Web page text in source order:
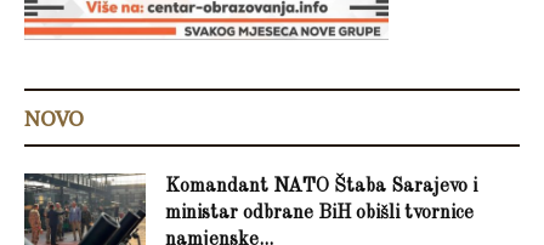
NOVO
Komandant NATO Štaba Sarajevo i
ministar odbrane BiH obišli tvornice
namjenske...